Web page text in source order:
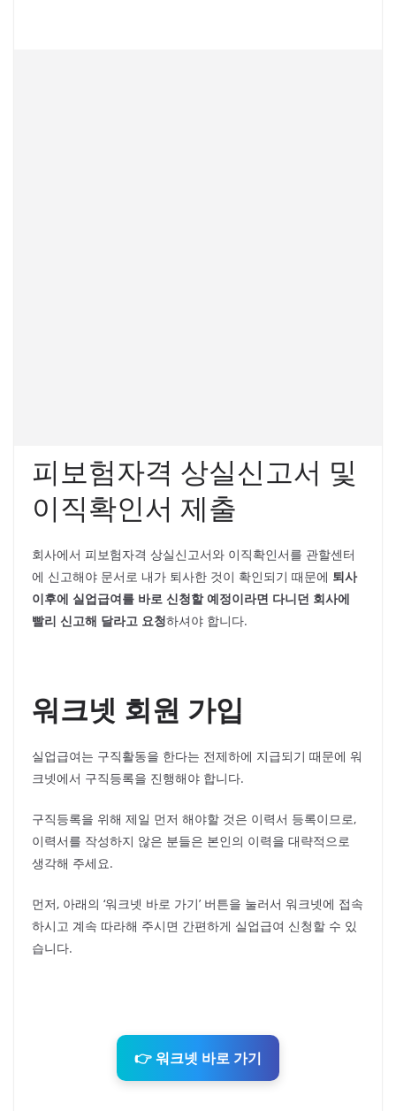
피보험자격 상실신고서 및
이직확인서 제출
회사에서 피보험자격 상실신고서와 이직확인서를 관할센터
에 신고해야 문서로 내가 퇴사한 것이 확인되기 때문에 퇴사
이후에 실업급여를 바로 신청할 예정이라면 다니던 회사에
빨리 신고해 달라고 요청하셔야 합니다.
워크넷 회원 가입
실업급여는 구직활동을 한다는 전제하에 지급되기 때문에 워
크넷에서 구직등록을 진행해야 합니다.
구직등록을 위해 제일 먼저 해야할 것은 이력서 등록이므로,
이력서를 작성하지 않은 분들은 본인의 이력을 대략적으로
생각해 주세요.
먼저, 아래의 ‘워크넷 바로 가기’ 버튼을 눌러서 워크넷에 접속
하시고 계속 따라해 주시면 간편하게 실업급여 신청할 수 있
습니다.
👉 워크넷 바로 가기